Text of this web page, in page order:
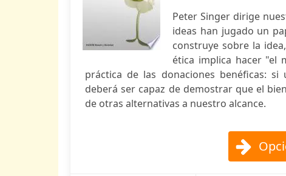
Peter Singer dirige
ideas han jugado un
construye sobre la
ética implica hacer "el
práctica de las donaciones benéficas:
deberá ser capaz de demostrar que el
de otras alternativas a nuestro alcance.